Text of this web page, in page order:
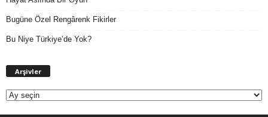
Bugüne Özel Rengârenk Fikirler
Bu Niye Türkiye’de Yok?
Arşivler